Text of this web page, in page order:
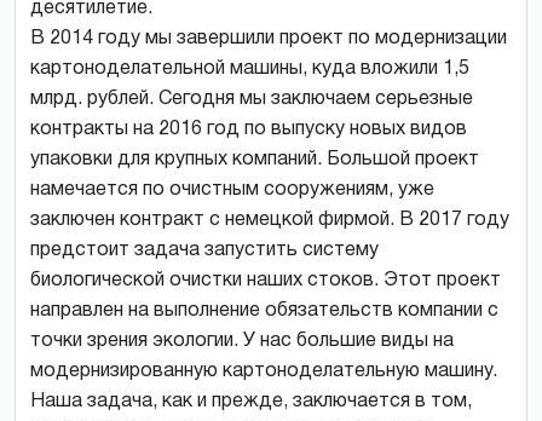
десятилетие.
В 2014 году мы завершили проект по модернизации
картоноделательной машины, куда вложили 1,5
млрд. рублей. Сегодня мы заключаем серьезные
контракты на 2016 год по выпуску новых видов
упаковки для крупных компаний. Большой проект
намечается по очистным сооружениям, уже
заключен контракт с немецкой фирмой. В 2017 году
предстоит задача запустить систему
биологической очистки наших стоков. Этот проект
направлен на выполнение обязательств компании с
точки зрения экологии. У нас большие виды на
модернизированную картоноделательную машину.
Наша задача, как и прежде, заключается в том,